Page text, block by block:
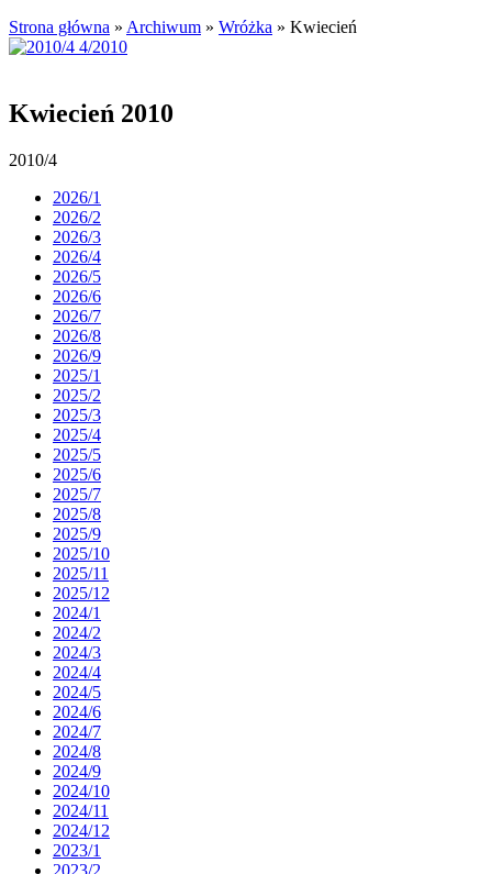
Strona główna » Archiwum » Wróżka » Kwiecień
Kwiecień 2010
2010/4
2026/1
2026/2
2026/3
2026/4
2026/5
2026/6
2026/7
2026/8
2026/9
2025/1
2025/2
2025/3
2025/4
2025/5
2025/6
2025/7
2025/8
2025/9
2025/10
2025/11
2025/12
2024/1
2024/2
2024/3
2024/4
2024/5
2024/6
2024/7
2024/8
2024/9
2024/10
2024/11
2024/12
2023/1
2023/2